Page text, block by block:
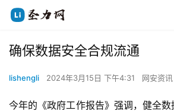
确保数据安全合规流通
lishengli 2024年3月15日 下午4:31 网安资讯
今年的《政府工作报告》强调，健全